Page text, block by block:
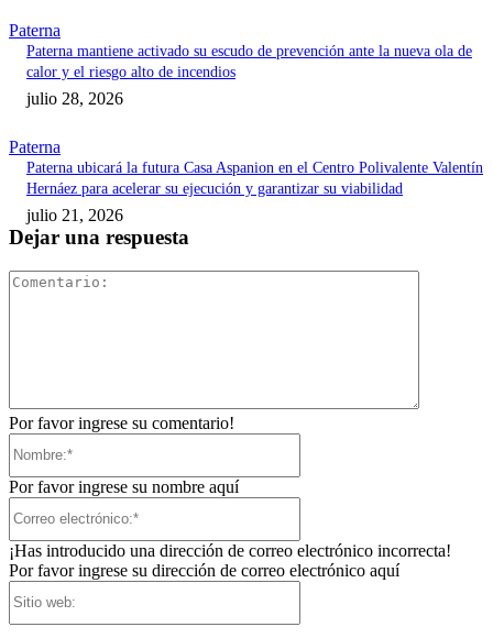
Paterna
Paterna mantiene activado su escudo de prevención ante la nueva ola de
calor y el riesgo alto de incendios
julio 28, 2026
Paterna
Paterna ubicará la futura Casa Aspanion en el Centro Polivalente Valentín
Hernáez para acelerar su ejecución y garantizar su viabilidad
julio 21, 2026
Dejar una respuesta
Por favor ingrese su comentario!
Por favor ingrese su nombre aquí
¡Has introducido una dirección de correo electrónico incorrecta!
Por favor ingrese su dirección de correo electrónico aquí